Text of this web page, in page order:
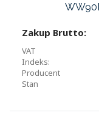
Zakup Brutto:
VAT
Indeks:
Producent
Stan